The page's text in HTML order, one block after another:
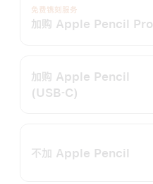
免费镌刻服务
加购 Apple Pencil Pro
加购 Apple Pencil
(USB‑C)
不加 Apple Pencil